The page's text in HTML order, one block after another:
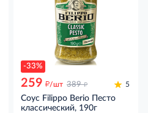
-33%
259 д/шт 389 д 5
Соус Filippo Berio Песто
классический, 190г